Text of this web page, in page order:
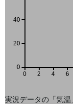
0 2 4 6
0
20
40
実況データの「気